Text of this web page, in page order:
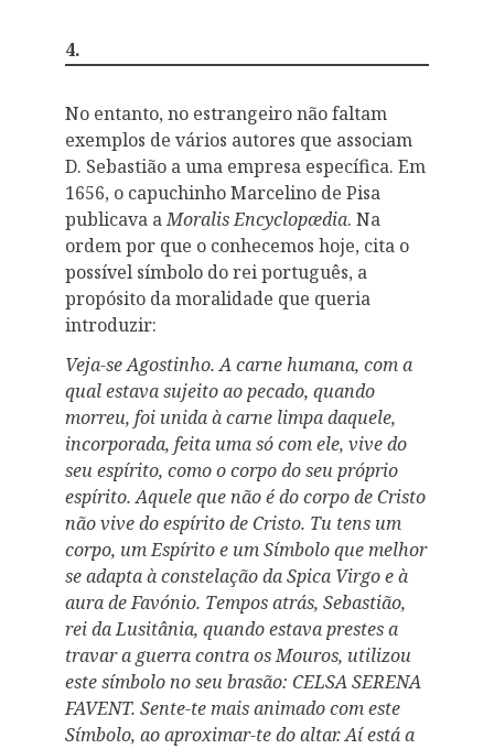
4.
No entanto, no estrangeiro não faltam
exemplos de vários autores que associam
D. Sebastião a uma empresa específica. Em
1656, o capuchinho Marcelino de Pisa
publicava a Moralis Encyclopædia. Na
ordem por que o conhecemos hoje, cita o
possível símbolo do rei português, a
propósito da moralidade que queria
introduzir:
Veja-se Agostinho. A carne humana, com a
qual estava sujeito ao pecado, quando
morreu, foi unida à carne limpa daquele,
incorporada, feita uma só com ele, vive do
seu espírito, como o corpo do seu próprio
espírito. Aquele que não é do corpo de Cristo
não vive do espírito de Cristo. Tu tens um
corpo, um Espírito e um Símbolo que melhor
se adapta à constelação da Spica Virgo e à
aura de Favónio. Tempos atrás, Sebastião,
rei da Lusitânia, quando estava prestes a
travar a guerra contra os Mouros, utilizou
este símbolo no seu brasão: CELSA SERENA
FAVENT. Sente-te mais animado com este
Símbolo, ao aproximar-te do altar. Aí está a